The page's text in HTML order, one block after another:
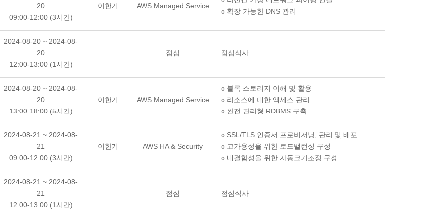
20
09:00-12:00 (3시간)
이한기 AWS Managed Service
o 확장 가능한 DNS 관리
2024-08-20 ~ 2024-08-
20
12:00-13:00 (1시간)
점심 점심식사
2024-08-20 ~ 2024-08-
20
13:00-18:00 (5시간)
이한기 AWS Managed Service
o 블록 스토리지 이해 및 활용
o 리소스에 대한 액세스 관리
o 완전 관리형 RDBMS 구축
2024-08-21 ~ 2024-08-
21
09:00-12:00 (3시간)
이한기 AWS HA & Security
o SSL/TLS 인증서 프로비저닝, 관리 및 배포
o 고가용성을 위한 로드밸런싱 구성
o 내결함성을 위한 자동크기조정 구성
2024-08-21 ~ 2024-08-
21
12:00-13:00 (1시간)
점심 점심식사